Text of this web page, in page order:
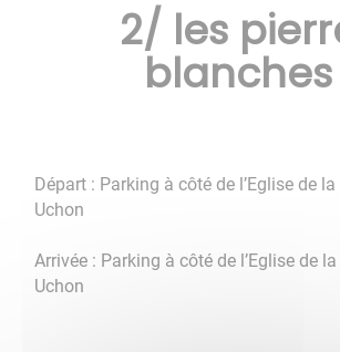
2/ les
blanches
Départ : Parking à côté de l’Eglise de
Uchon
Arrivée : Parking à côté de l’Eglise de
Uchon